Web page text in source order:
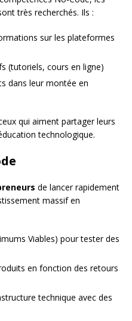
très recherchés. Ils :
sur les plateformes
(tutoriels, cours en ligne)
dans leur montée en
qui aiment partager leurs
technologique.
de lancer rapidement
massif en
Viables) pour tester des
en fonction des retours
technique avec des